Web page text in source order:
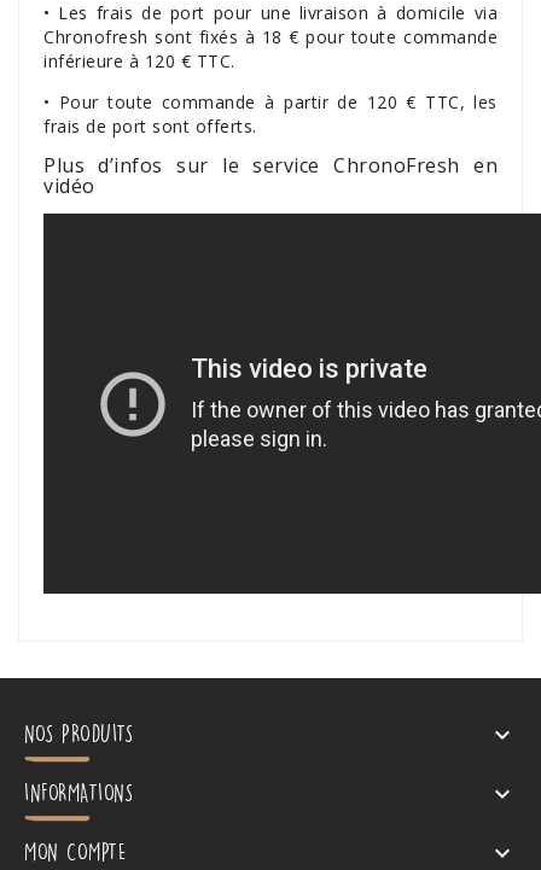
• Les frais de port pour une livraison à domicile via
Chronofresh sont fixés à 18 € pour toute commande
inférieure à 120 € TTC.
• Pour toute commande à partir de 120 € TTC, les
frais de port sont offerts.
Plus d’infos sur le service ChronoFresh en
vidéo
NOS PRODUITS 
INFORMATIONS 
MON COMPTE 